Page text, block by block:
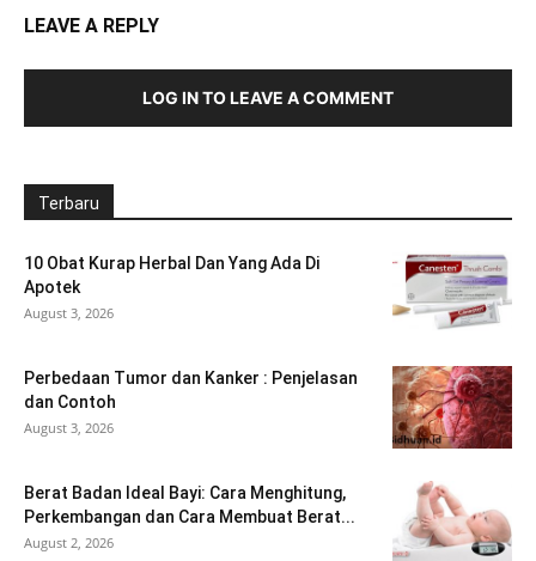
LEAVE A REPLY
LOG IN TO LEAVE A COMMENT
Terbaru
10 Obat Kurap Herbal Dan Yang Ada Di
Apotek
August 3, 2026
Perbedaan Tumor dan Kanker : Penjelasan
dan Contoh
August 3, 2026
Berat Badan Ideal Bayi: Cara Menghitung,
Perkembangan dan Cara Membuat Berat...
August 2, 2026